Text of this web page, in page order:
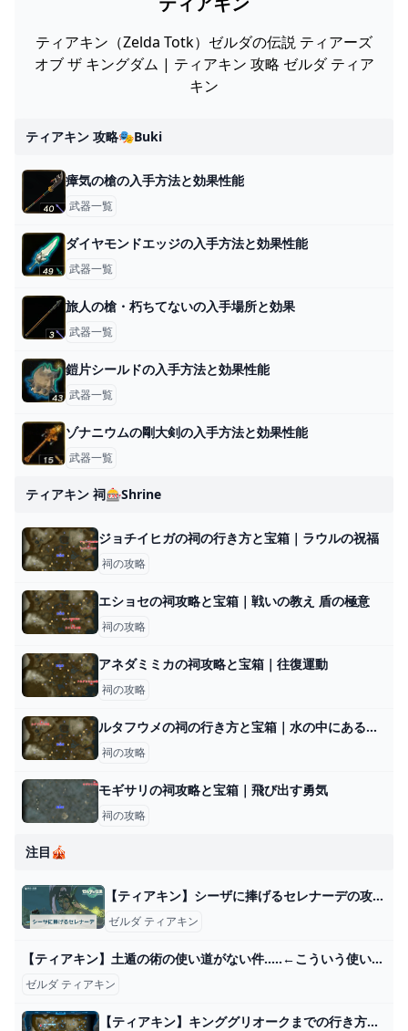
ティアキン（Zelda Totk）ゼルダの伝説 ティアーズ
オブ ザ キングダム | ティアキン 攻略 ゼルダ ティア
キン
ティアキン 攻略🎭buki
瘴気の槍の入手方法と効果性能
武器一覧
ダイヤモンドエッジの入手方法と効果性能
武器一覧
旅人の槍・朽ちてないの入手場所と効果
武器一覧
鎧片シールドの入手方法と効果性能
武器一覧
ゾナニウムの剛大剣の入手方法と効果性能
武器一覧
ティアキン 祠🎰shrine
ジョチイヒガの祠の行き方と宝箱｜ラウルの祝福
祠の攻略
エショセの祠攻略と宝箱｜戦いの教え 盾の極意
祠の攻略
アネダミミカの祠攻略と宝箱｜往復運動
祠の攻略
ルタフウメの祠の行き方と宝箱｜水の中にある水晶の取り方
祠の攻略
モギサリの祠攻略と宝箱｜飛び出す勇気
祠の攻略
注目🎪
【ティアキン】シーザに捧げるセレナーデの攻略と報酬【ゼルダの伝説ティアーズオブザキングダム】 - 神ゲー攻略
ゼルダ ティアキン
【ティアキン】土遁の術の使い道がない件…..←こういう使い方があるぞ!【ティアーズオブザキングダム】 ゼルダの伝説ティアーズオブザキングダム(ティアキン)攻略まとめ-コログ速報
ゼルダ ティアキン
【ティアキン】キンググリオークまでの行き方と倒し方【ゼルダの伝説ティアーズオブザキングダム】 - 神ゲー攻略